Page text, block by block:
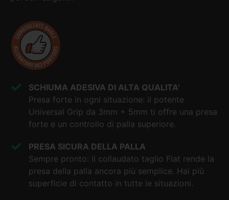
SCHIUMA ADESIVA DI ALTA QUALITA'
Presa forte in ogni situazione: il potente
Universal Grip da 3mm + 5mm ti offre una presa
forte e un controllo di palla superiore.
PRESA SICURA DELLA PALLA
Sempre pronto: il collaudato taglio Flat rende la
presa della palla ancora più semplice. Hai più
superficie di contatto in tutte le situazioni.